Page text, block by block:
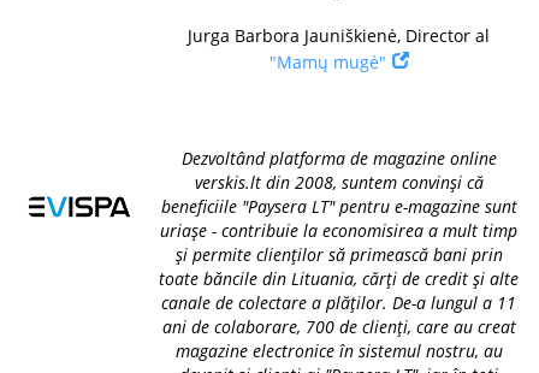
Jurga Barbora Jauniškienė, Director al
"Mamų mugė"
Dezvoltând platforma de magazine online
verskis.lt din 2008, suntem convinși că
beneficiile "Paysera LT" pentru e-magazine sunt
uriașe - contribuie la economisirea a mult timp
și permite clienților să primească bani prin
toate băncile din Lituania, cărți de credit și alte
canale de colectare a plăților. De-a lungul a 11
ani de colaborare, 700 de clienți, care au creat
magazine electronice în sistemul nostru, au